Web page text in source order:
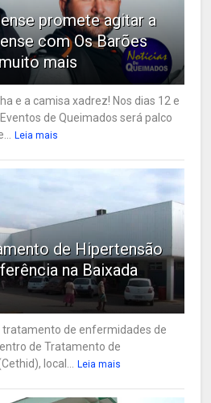
promete agitar a
com Os Barões
mais
e a camisa xadrez! Nos dias 12 e
de Queimados será palco
Leia mais
de Hipertensão
na Baixada
tratamento de enfermidades de
de Tratamento de
local...
Leia mais